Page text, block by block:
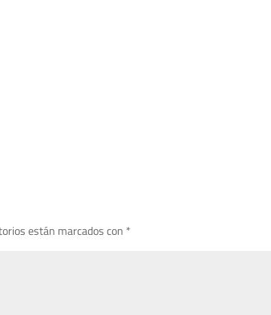
están marcados con *